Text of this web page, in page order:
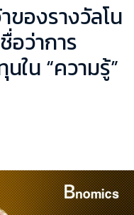
ของรางวัลโน
อว่าการ
น “ความรู้”